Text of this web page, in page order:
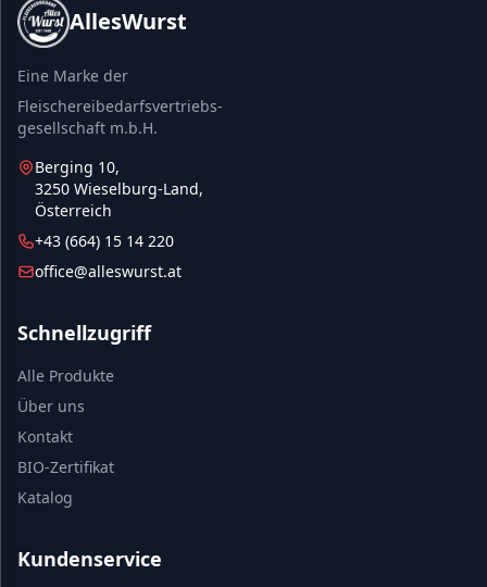
AllesWurst
Eine Marke der
Fleischereibedarfsvertriebs-
gesellschaft m.b.H.
Berging 10,
3250 Wieselburg-Land,
Österreich
+43 (664) 15 14 220
office@alleswurst.at
Schnellzugriff
Alle Produkte
Über uns
Kontakt
BIO-Zertifikat
Katalog
Kundenservice